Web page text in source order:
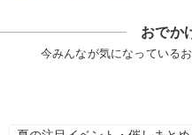
おでか
今みんなが気になっている